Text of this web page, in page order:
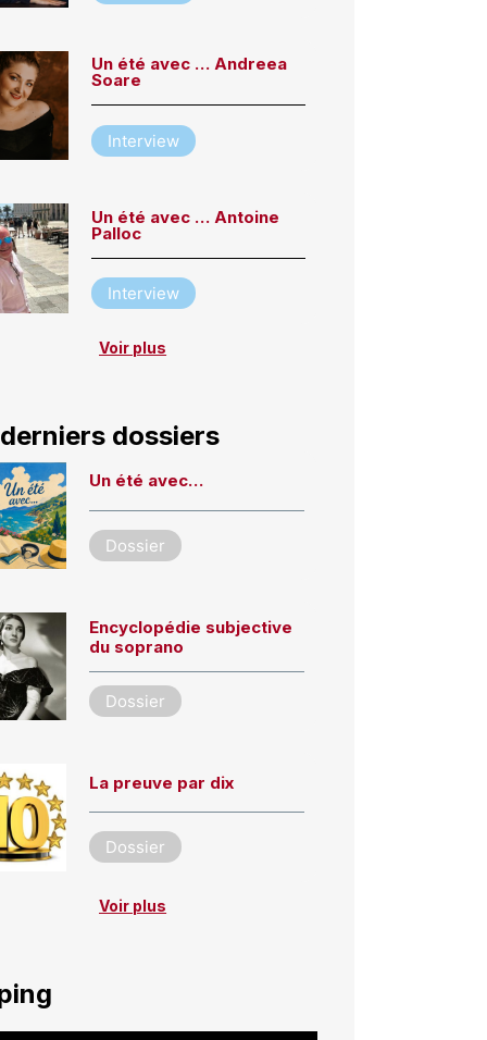
Un été avec … Andreea
Soare
Interview
Un été avec … Antoine
Palloc
Interview
Voir plus
dossiers
Un été avec…
Dossier
Encyclopédie subjective
du soprano
Dossier
La preuve par dix
Dossier
Voir plus